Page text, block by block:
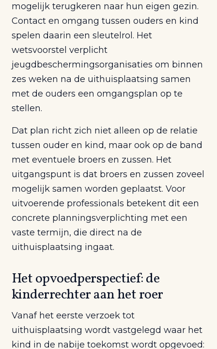
mogelijk terugkeren naar hun eigen gezin.
Contact en omgang tussen ouders en kind
spelen daarin een sleutelrol. Het
wetsvoorstel verplicht
jeugdbeschermingsorganisaties om binnen
zes weken na de uithuisplaatsing samen
met de ouders een omgangsplan op te
stellen.
Dat plan richt zich niet alleen op de relatie
tussen ouder en kind, maar ook op de band
met eventuele broers en zussen. Het
uitgangspunt is dat broers en zussen zoveel
mogelijk samen worden geplaatst. Voor
uitvoerende professionals betekent dit een
concrete planningsverplichting met een
vaste termijn, die direct na de
uithuisplaatsing ingaat.
Het opvoedperspectief: de
kinderrechter aan het roer
Vanaf het eerste verzoek tot
uithuisplaatsing wordt vastgelegd waar het
kind in de nabije toekomst wordt opgevoed: